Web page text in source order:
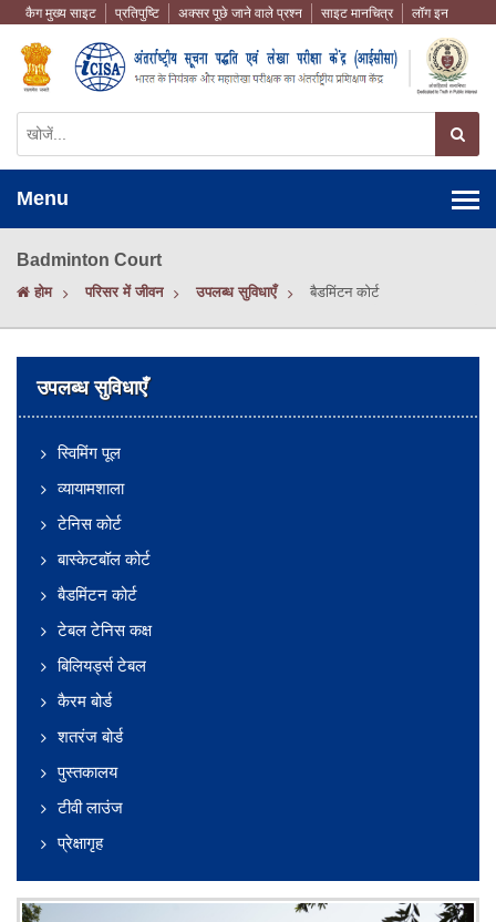
कैग मुख्य साइट प्रतिपुष्टि अक्सर पूछे जाने वाले प्रश्न साइट मानचित्र लॉग इन
Menu
Badminton Court
होम परिसर में जीवन उपलब्ध सुविधाएँ बैडमिंटन कोर्ट
उपलब्ध सुविधाएँ
स्विमिंग पूल
व्यायामशाला
टेनिस कोर्ट
बास्केटबॉल कोर्ट
बैडमिंटन कोर्ट
टेबल टेनिस कक्ष
बिलियर्ड्स टेबल
कैरम बोर्ड
शतरंज बोर्ड
पुस्तकालय
टीवी लाउंज
प्रेक्षागृह